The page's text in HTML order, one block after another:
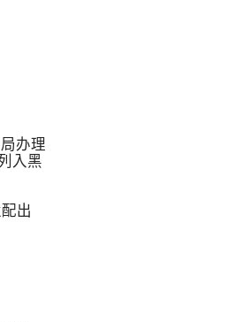
办理
入黑
出